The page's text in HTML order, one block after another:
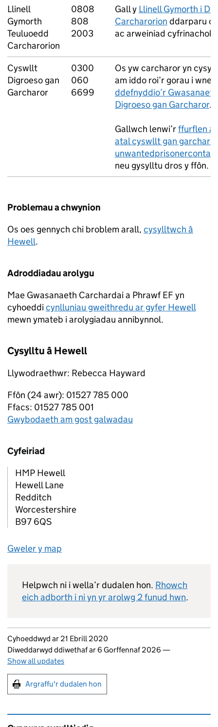
Llinell
Gymorth
Teuluoedd
Carcharorion
0808
808
2003
Gall y Llinell Gymorth i
Carcharorion ddarparu
ac arweiniad cyfrinachol.
Cyswllt
Digroeso gan
Garcharor
0300
060
6699
Os yw carcharor yn
am iddo roi’r gorau i
ddefnyddio’r
Digroeso gan Garcharor.
Gallwch lenwi’rffurflen
atal cyswllt gan garcharor
neu gysylltu dros y ffôn.
Problemau a chwynion
Os oes gennych chi broblem arall, cysylltwch â
Hewell.
Adroddiadau arolygu
Mae Gwasanaeth Carchardai a Phrawf EF yn
cyhoeddicynlluniau gweithredu ar gyfer Hewell
mewn ymateb i arolygiadau annibynnol.
Cysylltu â Hewell
Llywodraethwr: Rebecca Hayward
Ffôn (24 awr): 01527 785 000
Ffacs: 01527 785 001
Gwybodaeth am gost galwadau
Cyfeiriad
HMP Hewell
Hewell Lane
Redditch
Worcestershire
B97 6QS
Gweler y map
Helpwch ni i wella’r dudalen hon. Rhowch
eich adborth i ni yn yr arolwg 2 funud hwn.
Updates to this page
Cyhoeddwyd ar 21 Ebrill 2020
Diweddarwyd ddiwethaf ar 6 Gorffennaf 2026 —
Show all updates
Argraffu'r dudalen hon
Argraffu'r dudalen hon